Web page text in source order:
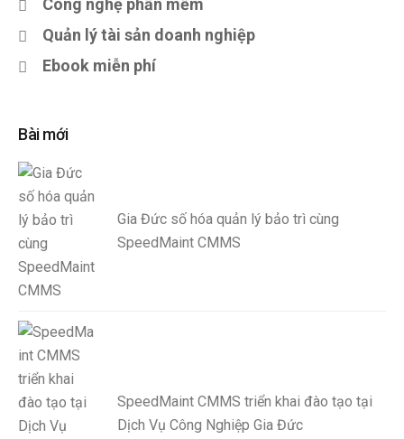
Quản lý tài sản doanh nghiệp
Ebook miễn phí
Bài mới
Gia Đức số hóa quản lý bảo trì cùng
SpeedMaint CMMS
SpeedMaint CMMS triển khai đào tạo tại
Dịch Vụ Công Nghiệp Gia Đức